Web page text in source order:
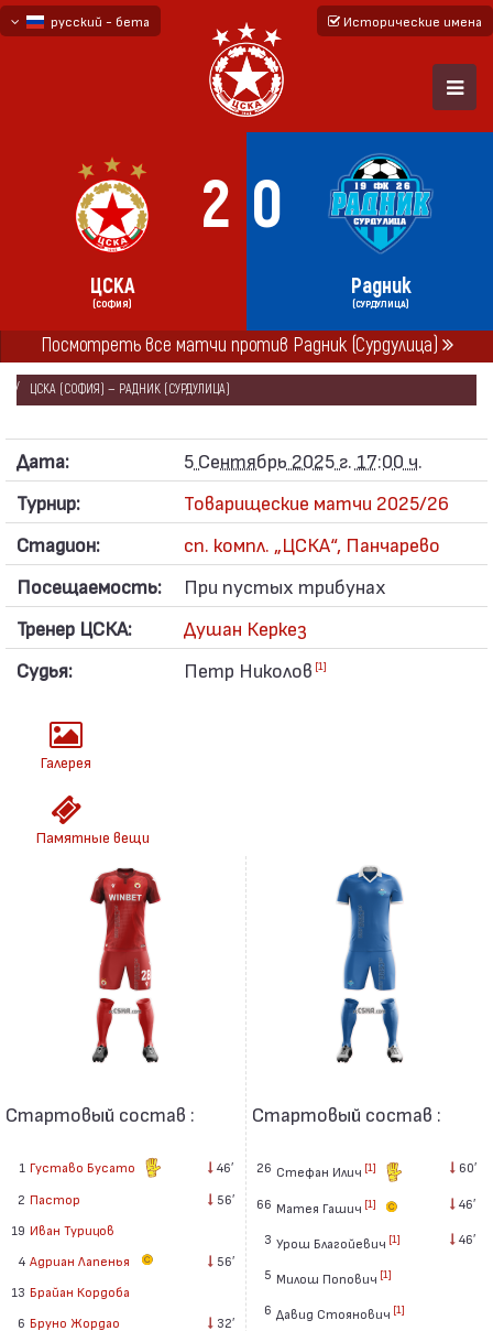
русский - бета
Исторические имена
2 0
ЦСКА
(СОФИЯ)
Радник
(СУРДУЛИЦА)
Посмотреть все матчи против Радник (Сурдулица)
ГЛАВНАЯ СЕЗОНЫ 2025/26
ТОВАРИЩЕСКИЕ МАТЧИ 2025/26
ЦСКА (СОФИЯ) — РАДНИК (СУРДУЛИЦА)
Дата:
5 Сентябрь 2025 г. 17:00 ч.
Турнир:
Товарищеские матчи 2025/26
Стадион:
сп. компл. „ЦСКА“, Панчарево
Посещаемость:
При пустых трибунах
Тренер ЦСКА:
Душан Керкез
Судья:
Петр Николов [1]
Галерея
Памятные вещи
Стартовый состав :
1 Густаво Бусато 46′
2 Пастор
56′
19 Иван Турицов
4 Адриан Лапенья 56′
13 Брайан Кордоба
6 Бруно Жордао
32′
Стартовый состав :
26 Стефан Илич [1] 60′
66 Матея Гашич [1] 46′
3 Урош Благойевич [1] 46′
5 Милош Попович [1]
6 Давид Стоянович [1]